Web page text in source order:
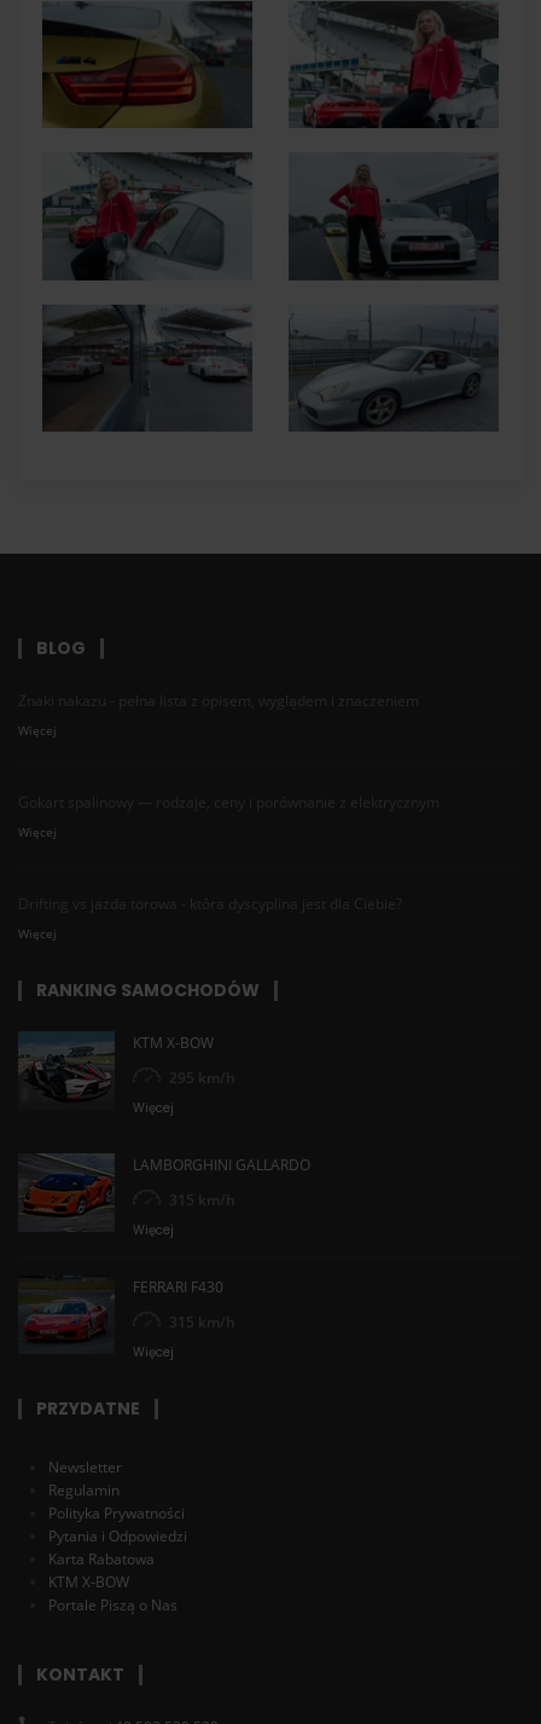
BLOG
Znaki nakazu - pełna lista z opisem, wyglądem i znaczeniem
Więcej
Gokart spalinowy — rodzaje, ceny i porównanie z elektrycznym
Więcej
Drifting vs jazda torowa - która dyscyplina jest dla Ciebie?
Więcej
RANKING SAMOCHODÓW
KTM X-BOW
295 km/h
Więcej
LAMBORGHINI GALLARDO
315 km/h
Więcej
FERRARI F430
315 km/h
Więcej
PRZYDATNE
Newsletter
Regulamin
Polityka Prywatności
Pytania i Odpowiedzi
Karta Rabatowa
KTM X-BOW
Portale Piszą o Nas
KONTAKT